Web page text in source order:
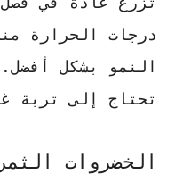
درجات الحرارة
النمو بشكل
تحتاج إلى تربة
الخضروات